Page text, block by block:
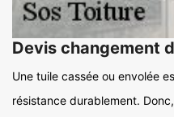
Devis changement
Une tuile cassée ou envolée
résistance durablement.